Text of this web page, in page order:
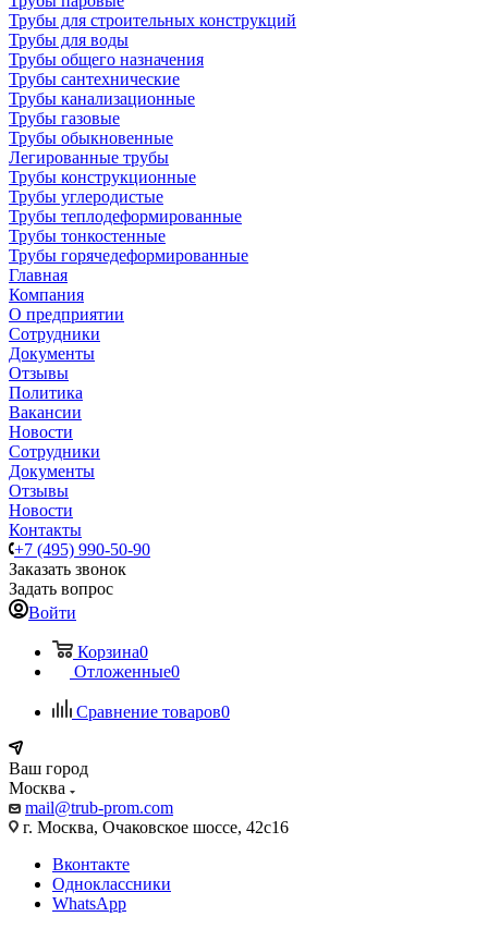
Трубы для строительных конструкций
Трубы для воды
Трубы общего назначения
Трубы сантехнические
Трубы канализационные
Трубы газовые
Трубы обыкновенные
Легированные трубы
Трубы конструкционные
Трубы углеродистые
Трубы теплодеформированные
Трубы тонкостенные
Трубы горячедеформированные
Главная
Компания
О предприятии
Сотрудники
Документы
Отзывы
Политика
Вакансии
Новости
Сотрудники
Документы
Отзывы
Новости
Контакты
+7 (495) 990-50-90
Заказать звонок
Задать вопрос
Войти
Корзина0
Отложенные0
Сравнение товаров0
Ваш город
Москва
mail@trub-prom.com
г. Москва, Очаковское шоссе, 42с16
Вконтакте
Одноклассники
WhatsApp